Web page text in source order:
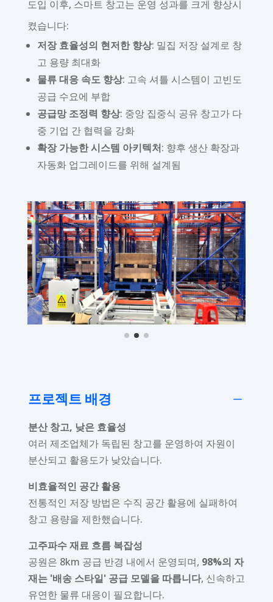
도입 이후, 스마트 창고는 운영 성과를 크게 향상시
켰습니다:
저장 효율성의 현저한 향상: 밀집 저장 설계로 창
고 용량 최대화
물류 대응 속도 향상: 고속 셔틀 시스템이 고빈도
공급 수요에 부합
공급망 조정력 향상: 중앙 집중식 공유 창고가 다
중 기업 간 협력을 강화
확장 가능한 시스템 아키텍처: 향후 생산 확장과
자동화 업그레이드를 위해 설계됨
프로젝트 배경 K
분산 창고, 낮은 효율성
여러 제조업체가 독립된 창고를 운영하여 자원이
분산되고 활용도가 낮았습니다.
비효율적인 공간 활용
전통적인 저장 방법은 수직 공간 활용에 실패하여
창고 용량을 제한했습니다.
고주파수 재료 흐름 복잡성
공원은 8km 공급 반경 내에서 운영되며, 98%의 자
재는 '배송 스타일' 공급 모델을 따릅니다, 신속하고
유연한 물류 대응이 필요합니다.